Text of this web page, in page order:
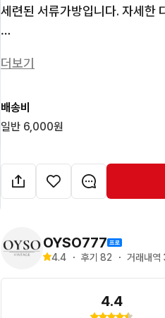
세련된 서류가방입니다. 자세한
2. 색 상 : 모노그램 브라운
4. 부속품 : 본품, 열쇠1, 키스트랩
5. 중고 A+등급 : 사용감이 적고
**중고 특성 상, 교환 및 환불은
더보기
배송비
일반 6,000원
OYSO777
4.4 ・ 후기 82 ・ 거래내역
4.4